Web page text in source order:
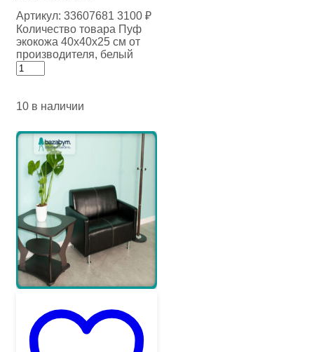
Артикул: 33607681 3100 ₽
Количество товара Пуф
экокожа 40х40х25 см от
производителя, белый
10 в наличии